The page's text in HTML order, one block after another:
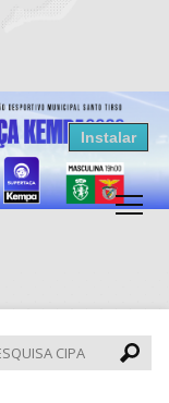
Instalar
CIPA